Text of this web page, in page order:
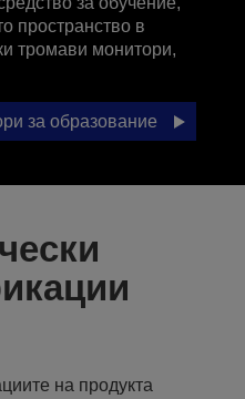
пространство в
тромави монитори,
за образование
на продукта